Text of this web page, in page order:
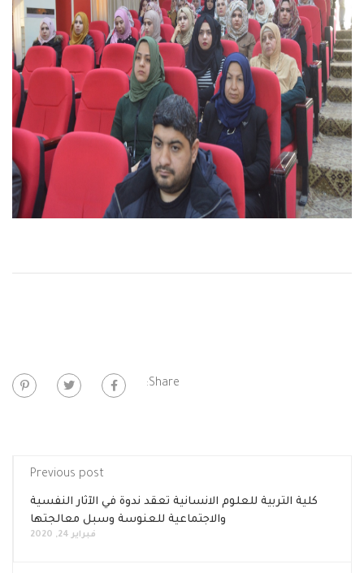
Share:
Previous post
كلية التربية للعلوم الانسانية تعقد ندوة في الآثار النفسية
والاجتماعية للعنوسة وسبل معالجتها
فبراير 24, 2020